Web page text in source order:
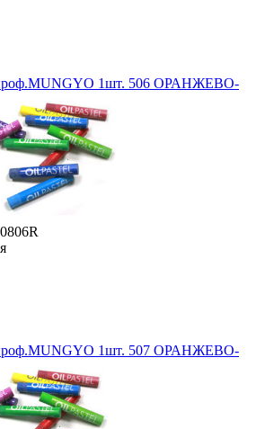
1шт. 506 ОРАНЖЕВО-
1шт. 507 ОРАНЖЕВО-